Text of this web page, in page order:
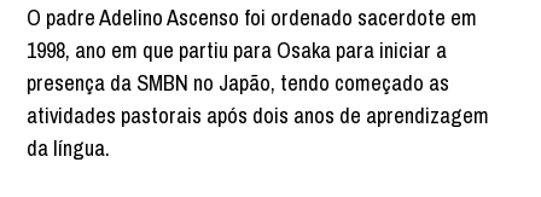
O padre Adelino Ascenso foi ordenado sacerdote em
1998, ano em que partiu para Osaka para iniciar a
presença da SMBN no Japão, tendo começado as
atividades pastorais após dois anos de aprendizagem
da língua.